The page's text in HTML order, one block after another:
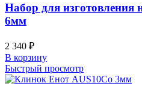
Набор для
6мм
2 340 ₽
В корзину
Быстрый просмотр